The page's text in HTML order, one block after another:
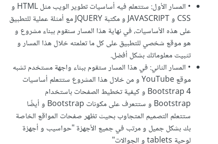
• المسار الأول: ستتعلم فيه أساسيات تطوير الويب مثل HTML و
CSS و JAVASCRIPT و مكتبة JQUERY مع أمثلة عملية للتطبيق
على هذه الأساسيات، في نهاية هذا المسار سنقوم ببناء مشروع و
هو موقع شخصي للتطبيق على كل ما تعلمته خلال هذا المسار و
تثبيت معلوماتك بشكل أفضل.
• المسار الثاني: في هذا المسار ستقوم ببناء واجهة مستخدم تشبه
موقع YouTube و من خلال هذا المشروع ستتعلم أساسيات
Bootstrap 4 و كيفية تخطيط الصفحات باستخدام
Bootstrap و ستتعرف على مكونات Bootstrap و أيضًا
ستتعلم التصميم المتجاوب بحيث تظهر صفحات المواقع الخاصة
بك بشكل جميل و مرتب في جميع الأجهزة "حواسيب و أجهزة
لوحية tablets و الجوالات"